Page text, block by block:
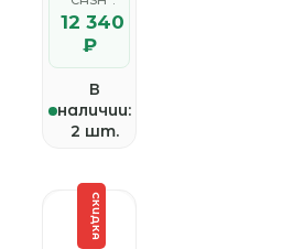
Smart TV
(RUS)
12 340
₽
В
наличии:
2 шт.
СКИДКА